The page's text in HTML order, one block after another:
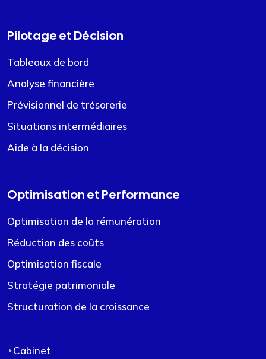
Pilotage et Décision
Tableaux de bord
Analyse financière
Prévisionnel de trésorerie
Situations intermédiaires
Aide à la décision
Optimisation et Performance
Optimisation de la rémunération
Réduction des coûts
Optimisation fiscale
Stratégie patrimoniale
Structuration de la croissance
Cabinet